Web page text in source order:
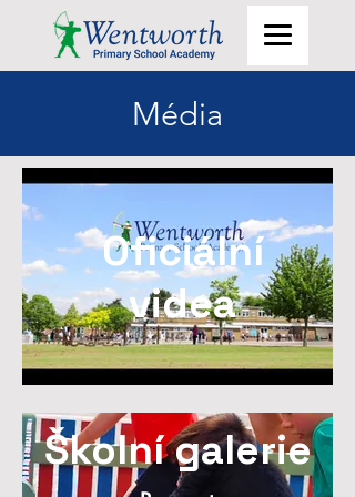
Média
Oficiální
videa
Školní galerie